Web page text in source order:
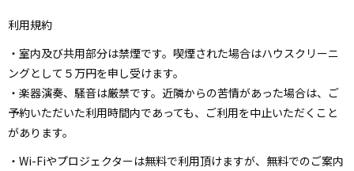
利用規約
・室内及び共用部分は禁煙です。喫煙された場合はハウスクリーニ
ングとして５万円を申し受けます。
・楽器演奏、騒音は厳禁です。近隣からの苦情があった場合は、ご
予約いただいた利用時間内であっても、ご利用を中止いただくこと
があります。
・Wi-Fiやプロジェクターは無料で利用頂けますが、無料でのご案内